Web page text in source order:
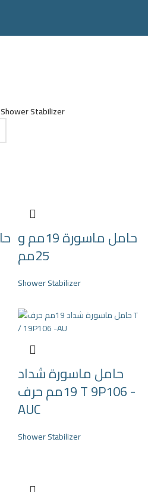
Shower Stabilizer
حامل ماسورة 19مم و
25مم
Shower Stabilizer
حامل ماسورة شداد
19مم حرف T 9P106 -
AUC
Shower Stabilizer